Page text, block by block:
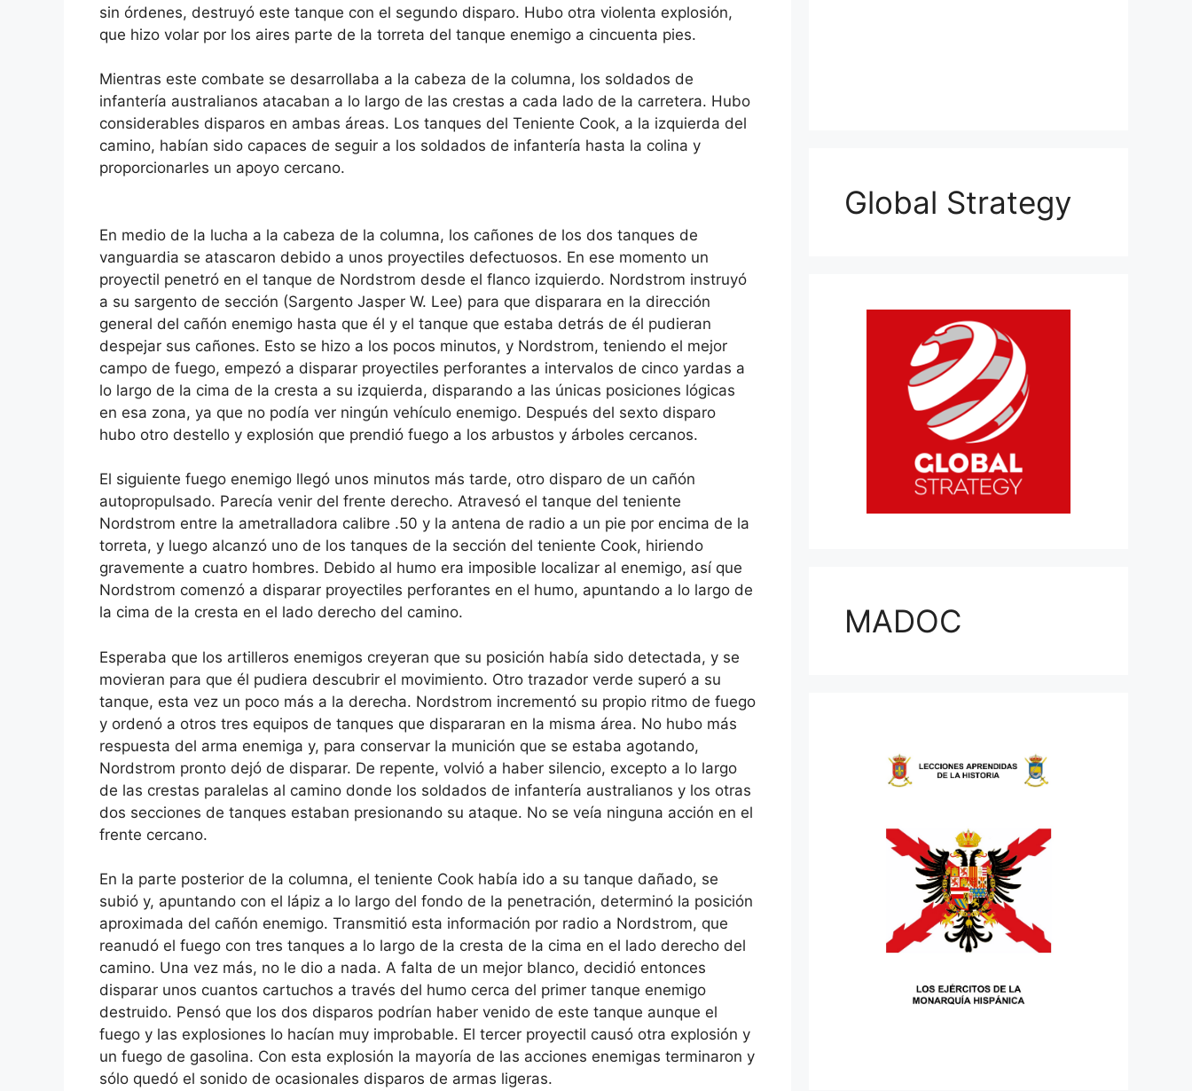
sin órdenes, destruyó este tanque con el segundo disparo. Hubo otra violenta explosión,
que hizo volar por los aires parte de la torreta del tanque enemigo a cincuenta pies.
Mientras este combate se desarrollaba a la cabeza de la columna, los soldados de
infantería australianos atacaban a lo largo de las crestas a cada lado de la carretera. Hubo
considerables disparos en ambas áreas. Los tanques del Teniente Cook, a la izquierda del
camino, habían sido capaces de seguir a los soldados de infantería hasta la colina y
proporcionarles un apoyo cercano.
En medio de la lucha a la cabeza de la columna, los cañones de los dos tanques de
vanguardia se atascaron debido a unos proyectiles defectuosos. En ese momento un
proyectil penetró en el tanque de Nordstrom desde el flanco izquierdo. Nordstrom instruyó
a su sargento de sección (Sargento Jasper W. Lee) para que disparara en la dirección
general del cañón enemigo hasta que él y el tanque que estaba detrás de él pudieran
despejar sus cañones. Esto se hizo a los pocos minutos, y Nordstrom, teniendo el mejor
campo de fuego, empezó a disparar proyectiles perforantes a intervalos de cinco yardas a
lo largo de la cima de la cresta a su izquierda, disparando a las únicas posiciones lógicas
en esa zona, ya que no podía ver ningún vehículo enemigo. Después del sexto disparo
hubo otro destello y explosión que prendió fuego a los arbustos y árboles cercanos.
El siguiente fuego enemigo llegó unos minutos más tarde, otro disparo de un cañón
autopropulsado. Parecía venir del frente derecho. Atravesó el tanque del teniente
Nordstrom entre la ametralladora calibre .50 y la antena de radio a un pie por encima de la
torreta, y luego alcanzó uno de los tanques de la sección del teniente Cook, hiriendo
gravemente a cuatro hombres. Debido al humo era imposible localizar al enemigo, así que
Nordstrom comenzó a disparar proyectiles perforantes en el humo, apuntando a lo largo de
la cima de la cresta en el lado derecho del camino.
Esperaba que los artilleros enemigos creyeran que su posición había sido detectada, y se
movieran para que él pudiera descubrir el movimiento. Otro trazador verde superó a su
tanque, esta vez un poco más a la derecha. Nordstrom incrementó su propio ritmo de fuego
y ordenó a otros tres equipos de tanques que dispararan en la misma área. No hubo más
respuesta del arma enemiga y, para conservar la munición que se estaba agotando,
Nordstrom pronto dejó de disparar. De repente, volvió a haber silencio, excepto a lo largo
de las crestas paralelas al camino donde los soldados de infantería australianos y los otras
dos secciones de tanques estaban presionando su ataque. No se veía ninguna acción en el
frente cercano.
En la parte posterior de la columna, el teniente Cook había ido a su tanque dañado, se
subió y, apuntando con el lápiz a lo largo del fondo de la penetración, determinó la posición
aproximada del cañón enemigo. Transmitió esta información por radio a Nordstrom, que
reanudó el fuego con tres tanques a lo largo de la cresta de la cima en el lado derecho del
camino. Una vez más, no le dio a nada. A falta de un mejor blanco, decidió entonces
disparar unos cuantos cartuchos a través del humo cerca del primer tanque enemigo
destruido. Pensó que los dos disparos podrían haber venido de este tanque aunque el
fuego y las explosiones lo hacían muy improbable. El tercer proyectil causó otra explosión y
un fuego de gasolina. Con esta explosión la mayoría de las acciones enemigas terminaron y
sólo quedó el sonido de ocasionales disparos de armas ligeras.
Global Strategy
MADOC